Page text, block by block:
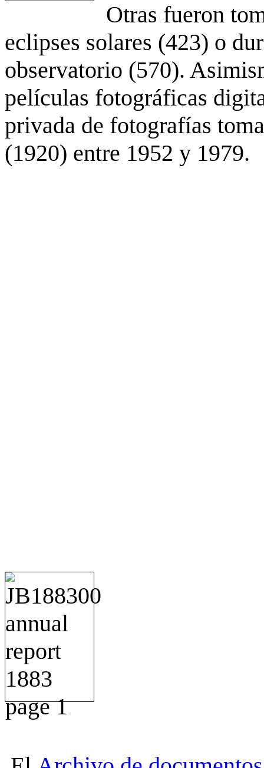
Otras fueron
eclipses solares (423) o
observatorio (570).
películas fotográficas
privada de fotografías
(1920) entre 1952 y 1979.